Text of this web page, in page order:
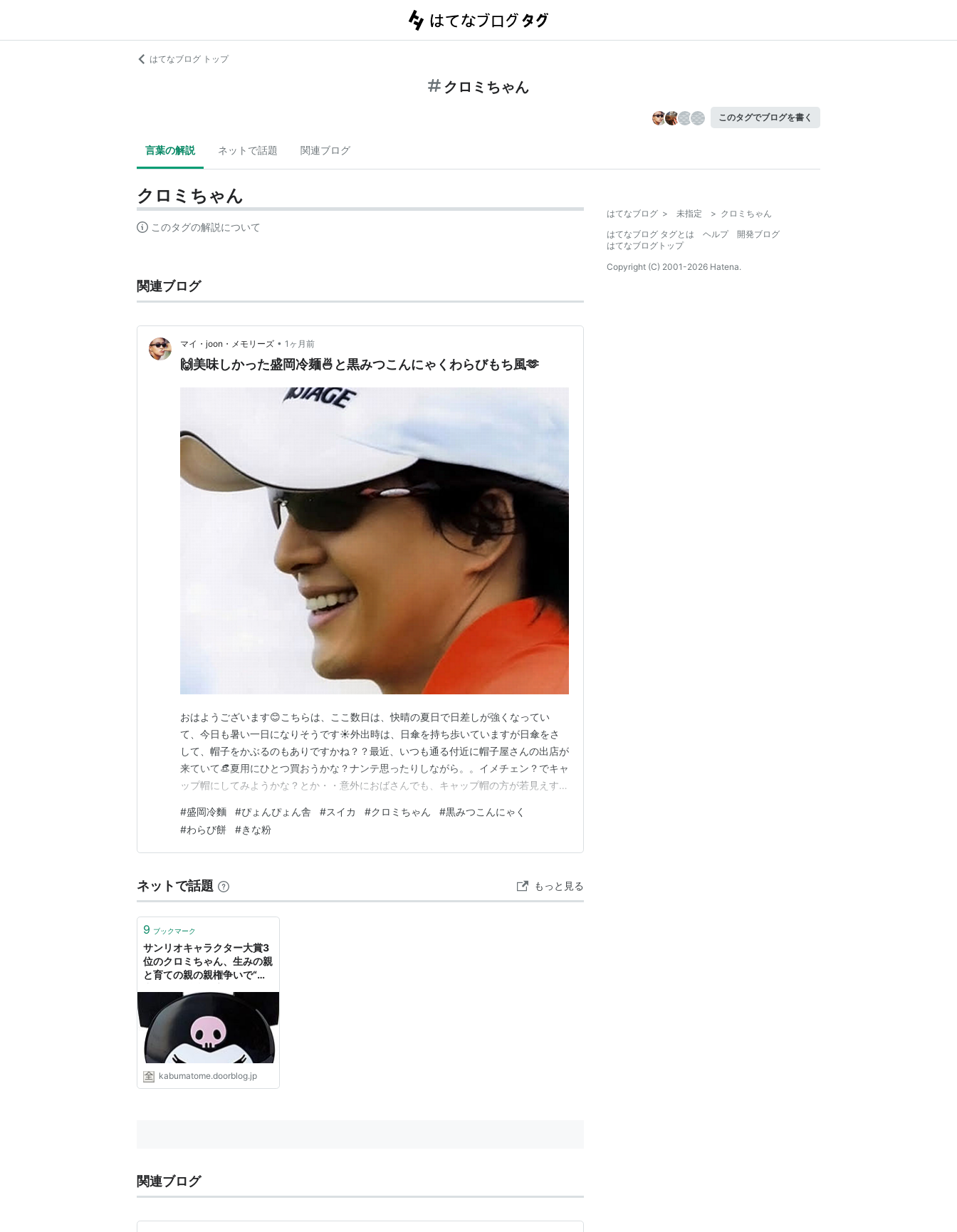
はてなブログ トップ
クロミちゃん
このタグでブログを書く
言葉の解説 ネットで話題 関連ブログ
クロミちゃん
このタグの解説について
関連ブログ
マイ・joon・メモリーズ • 1ヶ月前
🙌美味しかった盛岡冷麺🍜と黒みつこんにゃくわらびもち風🫶
おはようございます😊こちらは、ここ数日は、快晴の夏日で日差しが強くなってい
て、今日も暑い一日になりそうです☀️外出時は、日傘を持ち歩いていますが日傘をさ
して、帽子をかぶるのもありですかね？？最近、いつも通る付近に帽子屋さんの出店が
来ていて👒夏用にひとつ買おうかな？ナンテ思ったりしながら。。イメチェン？でキャ
ップ帽にしてみようかな？とか・・意外におばさんでも、キャップ帽の方が若見えする
ったりしながら・・3日位そのお店の前を通り過ぎているこの頃だったりしてます😅 皆
様💗お変わりありませんか？💞拙いブログにお越し下さってあ…
#盛岡冷麵 #ぴょんぴょん舎 #スイカ #クロミちゃん #黒みつこんにゃく
#わらび餅 #きな粉
ネットで話題 もっと見る
9 ブックマーク
サンリオキャラクター大賞3
位のクロミちゃん、生みの親
と育ての親の親権争いで“お
力２階建
kabumatome.doorblog.jp
関連ブログ
はてなブログ > 未指定 > クロミちゃん
はてなブログ タグとは
ヘルプ
開発ブログ
はてなブログトップ
Copyright (C) 2001-2026 Hatena.